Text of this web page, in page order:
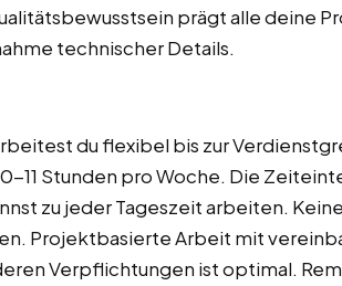
prägt alle deine
technischer Details.
du flexibel bis zur
11 Stunden pro Woche. Die
zu jeder Tageszeit arbeiten.
Projektbasierte Arbeit mit
Verpflichtungen ist optimal.